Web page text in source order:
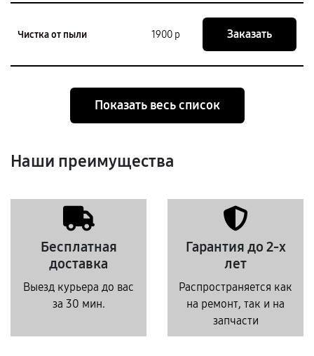
Чистка от пыли 1900 р Заказать
Показать весь список
Наши преимущества
Бесплатная
доставка
Выезд курьера до вас
за 30 мин.
Гарантия до 2-х
лет
Распространяется как
на ремонт, так и на
запчасти